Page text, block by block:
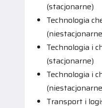
(stacjonarne)
Technologia
Technologia i
(stacjonarne)
Technologia i
Transport i